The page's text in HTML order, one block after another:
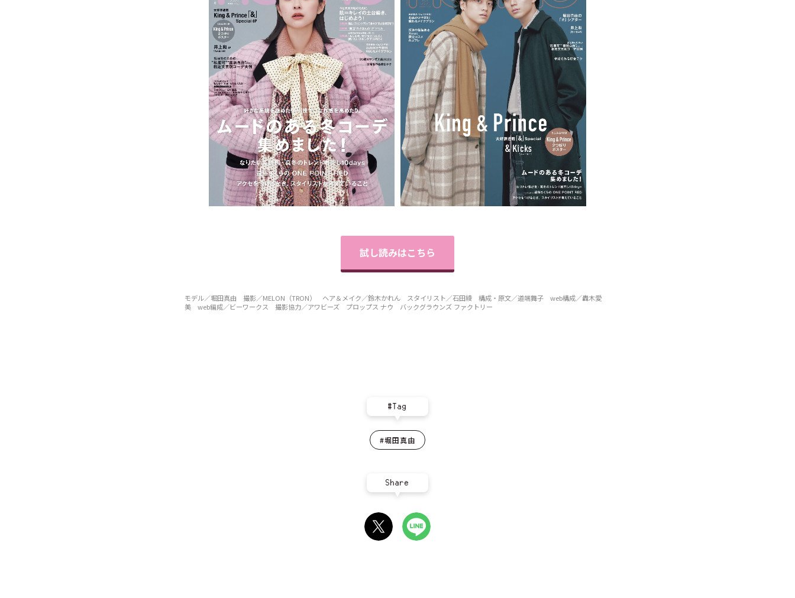
試し読みはこちら
モデル／堀田真由 撮影／MELON（TRON） ヘア＆メイク／鈴木かれん スタイリスト／石田綾 構成・原文／道端舞子 web構成／轟木愛
美 web編成／ビーワークス 撮影協力／アワビーズ プロップス ナウ バックグラウンズ ファクトリー
#Tag
#堀田真由
Share